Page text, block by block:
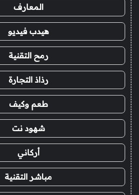
المعارف
هيدب فيديو
رمح التقنية
رذاذ التجارة
طعم وكيف
شهود نت
أركاني
مباشر التقنية